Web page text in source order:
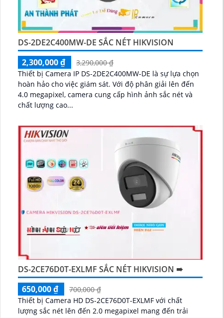
DS-2DE2C400MW-DE SẮC NÉT HIKVISION
2,300,000 ₫
3,290,000 ₫
Thiết bị Camera IP DS-2DE2C400MW-DE là sự lựa chọn
hoàn hảo cho việc giám sát. Với độ phân giải lên đến
4.0 megapixel, camera cung cấp hình ảnh sắc nét và
chất lượng cao...
DS-2CE76D0T-EXLMF SẮC NÉT HIKVISION ➠
650,000 ₫
700,000 ₫
Thiết bị Camera HD DS-2CE76D0T-EXLMF với chất
lượng sắc nét lên đến 2.0 megapixel mang đến trải